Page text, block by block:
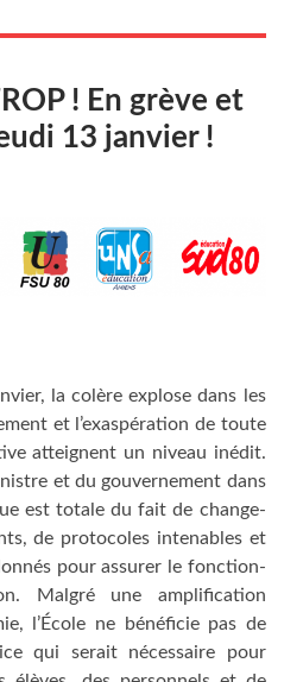
! En grève et
13 janvier !
la colère explose dans les
et l’exas­pé­ra­tion de toute
atteignent un niveau inédit.
et du gou­ver­ne­ment dans
est totale du fait de chan­ge­
de pro­to­coles inte­nables et
pour assu­rer le fonc­tion­
Mal­gré une ampli­fi­ca­tion
l’École ne béné­fi­cie pas de
qui serait néces­saire pour